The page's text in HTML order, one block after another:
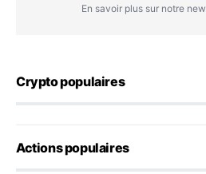
En savoir plus sur notre
Crypto populaires
Actions populaires